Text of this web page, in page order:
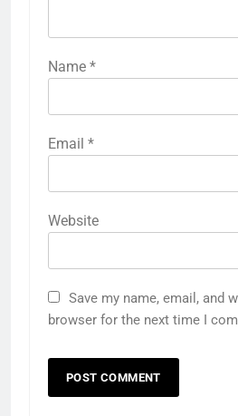
Name *
Email *
Website
Save my name, email, and
browser for the next time I
राम की नगरी